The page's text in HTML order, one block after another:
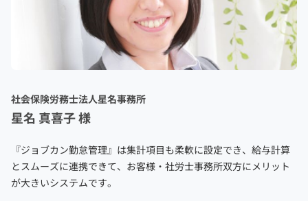
社会保険労務士法人星名事務所
星名 真喜子 様
『ジョブカン勤怠管理』は集計項目も柔軟に設定でき、給与計算
とスムーズに連携できて、お客様・社労士事務所双方にメリット
が大きいシステムです。